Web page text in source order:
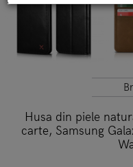
Husa din piele
carte, Samsung